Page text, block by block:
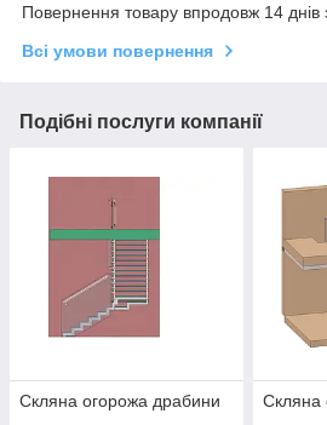
Повернення товару впродовж 14 днів
Всі умови повернення
Подібні послуги компанії
Скляна огорожа драбини Скляна